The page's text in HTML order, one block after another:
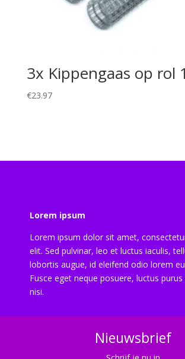
3x Kippengaas op rol
€23.97
Lorem ipsum
Lorem ipsum dolor sit amet,
elit. Sed pulvinar, leo et luctus iaculis,
lobortis augue, id eleifend odio lorem
Fusce eget neque posuere, luctus
nisi.
Nieuwsbrief